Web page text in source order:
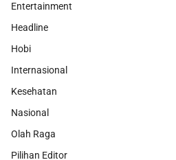
Entertainment
Headline
Hobi
Internasional
Kesehatan
Nasional
Olah Raga
Pilihan Editor